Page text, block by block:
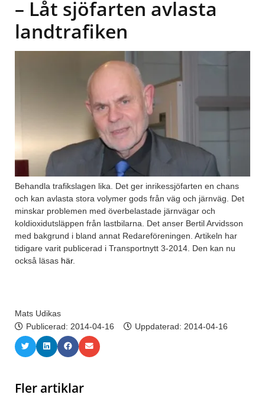
– Låt sjöfarten avlasta
landtrafiken
Behandla trafikslagen lika. Det ger inrikessjöfarten en chans
och kan avlasta stora volymer gods från väg och järnväg. Det
minskar problemen med överbelastade järnvägar och
koldioxidutsläppen från lastbilarna. Det anser Bertil Arvidsson
med bakgrund i bland annat Redareföreningen. Artikeln har
tidigare varit publicerad i Transportnytt 3-2014. Den kan nu
också läsas här.
Mats Udikas
Publicerad: 2014-04-16 Uppdaterad: 2014-04-16
Fler artiklar